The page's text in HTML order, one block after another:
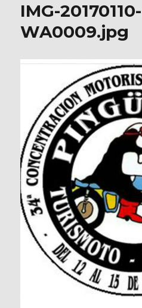
IMG-20170110-
WA0009.jpg